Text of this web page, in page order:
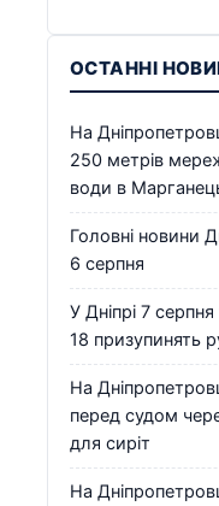
ОСТАННІ
На
250 метрів
води в
Головні новини
6 серпня
У Дніпрі 7
18 призупинять
На
перед судом
для сиріт
На